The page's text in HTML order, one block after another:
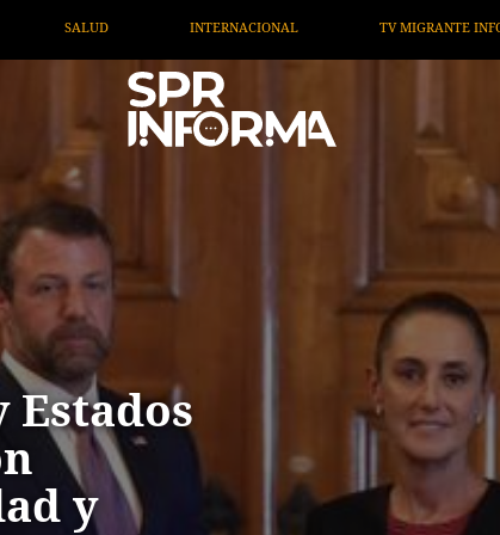
INFORMA OPINIÓN ARTÍCULOS
y